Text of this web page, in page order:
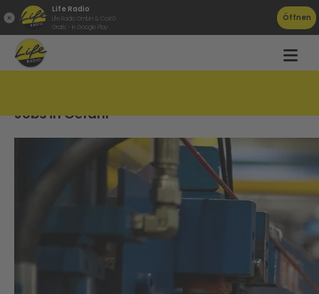
Life Radio
Life Radio GmbH & Co.KG
Gratis - in Google Play
Öffnen
Jobs in Gefahr